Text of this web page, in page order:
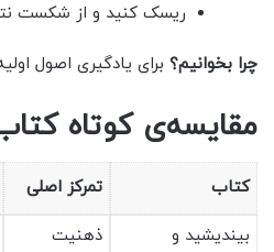
ریسک کنید و از شکست
چرا بخوانیم؟ برای یادگیری اصول
مقایسه‌ی کوتاه
کتاب تمرکز اصلی
بیندیشید و
ذهنیت